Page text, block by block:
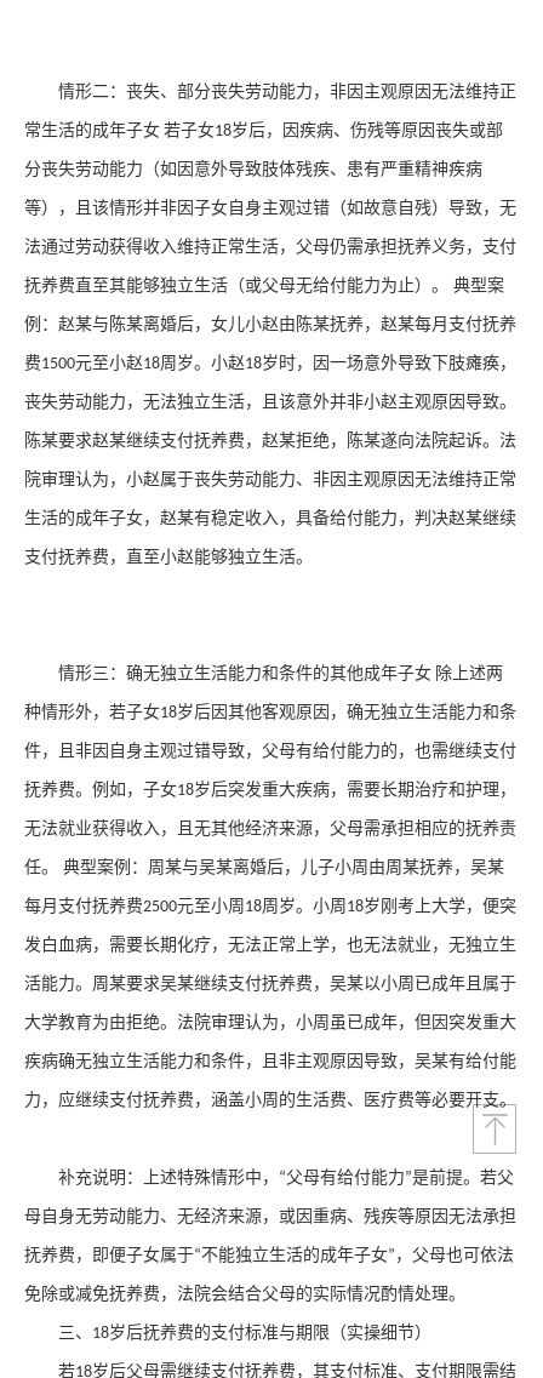
情形二：丧失、部分丧失劳动能力，非因主观原因无法维持正
常生活的成年子女 若子女18岁后，因疾病、伤残等原因丧失或部
分丧失劳动能力（如因意外导致肢体残疾、患有严重精神疾病
等），且该情形并非因子女自身主观过错（如故意自残）导致，无
法通过劳动获得收入维持正常生活，父母仍需承担抚养义务，支付
抚养费直至其能够独立生活（或父母无给付能力为止）。 典型案
例：赵某与陈某离婚后，女儿小赵由陈某抚养，赵某每月支付抚养
费1500元至小赵18周岁。小赵18岁时，因一场意外导致下肢瘫痪，
丧失劳动能力，无法独立生活，且该意外并非小赵主观原因导致。
陈某要求赵某继续支付抚养费，赵某拒绝，陈某遂向法院起诉。法
院审理认为，小赵属于丧失劳动能力、非因主观原因无法维持正常
生活的成年子女，赵某有稳定收入，具备给付能力，判决赵某继续
支付抚养费，直至小赵能够独立生活。
情形三：确无独立生活能力和条件的其他成年子女 除上述两
种情形外，若子女18岁后因其他客观原因，确无独立生活能力和条
件，且非因自身主观过错导致，父母有给付能力的，也需继续支付
抚养费。例如，子女18岁后突发重大疾病，需要长期治疗和护理，
无法就业获得收入，且无其他经济来源，父母需承担相应的抚养责
任。 典型案例：周某与吴某离婚后，儿子小周由周某抚养，吴某
每月支付抚养费2500元至小周 18周岁。小周 18岁刚考上大学，便突
发白血病，需要长期化疗，无法正常上学，也无法就业，无独立生
活能力。周某要求吴某继续支付抚养费，吴某以小周已成年且属于
大学教育为由拒绝。法院审理认为，小周虽已成年，但因突发重大
疾病确无独立生活能力和条件，且非主观原因导致，吴某有给付能
力，应继续支付抚养费，涵盖小周的生活费、医疗费等必要开支。
补充说明：上述特殊情形中， “父母有给付能力”是前提。若父
母自身无劳动能力、无经济来源，或因重病、残疾等原因无法承担
抚养费，即便子女属于“不能独立生活的成年子女” ，父母也可依法
免除或减免抚养费，法院会结合父母的实际情况酌情处理。
三、 18岁后抚养费的支付标准与期限（实操细节）
若18岁后父母需继续支付抚养费，其支付标准、支付期限需结